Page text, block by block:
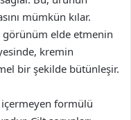
mümkün kılar.
elde etmenin
kremin
bir şekilde bütünleşir.
formülü